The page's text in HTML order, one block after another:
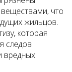
что
жильцов.
которая
следов
вредных